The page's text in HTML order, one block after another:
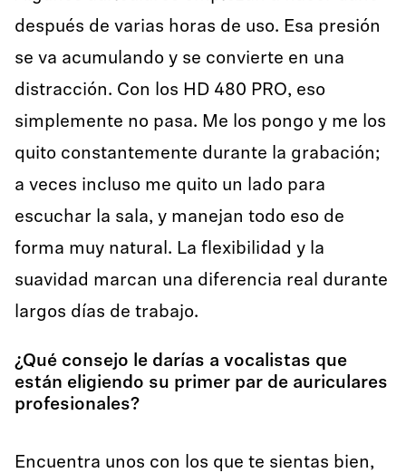
después de varias horas de uso. Esa presión
se va acumulando y se convierte en una
distracción. Con los HD 480 PRO, eso
simplemente no pasa. Me los pongo y me los
quito constantemente durante la grabación;
a veces incluso me quito un lado para
escuchar la sala, y manejan todo eso de
forma muy natural. La flexibilidad y la
suavidad marcan una diferencia real durante
largos días de trabajo.
¿Qué consejo le darías a vocalistas que
están eligiendo su primer par de auriculares
profesionales?
Encuentra unos con los que te sientas bien,